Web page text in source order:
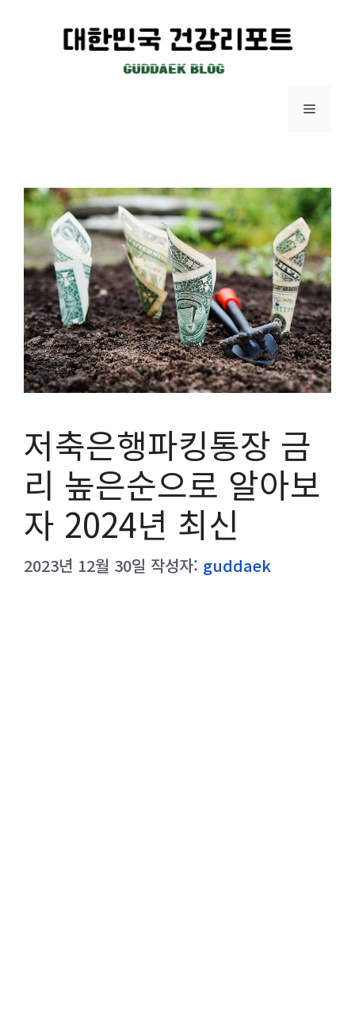
메
저축은행파킹통장 금
리 높은순으로 알아보
자 2024년 최신
2023년 12월 30일 작성자: guddaek